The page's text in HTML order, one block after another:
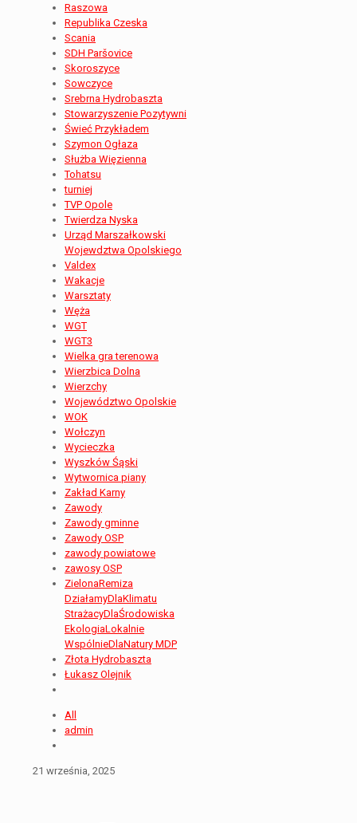
Raszowa
Republika Czeska
Scania
SDH Paršovice
Skoroszyce
Sowczyce
Srebrna Hydrobaszta
Stowarzyszenie Pozytywni
Świeć Przykładem
Szymon Ogłaza
Służba Więzienna
Tohatsu
turniej
TVP Opole
Twierdza Nyska
Urząd Marszałkowski
Wojewdztwa Opolskiego
Valdex
Wakacje
Warsztaty
Węża
WGT
WGT3
Wielka gra terenowa
Wierzbica Dolna
Wierzchy
Województwo Opolskie
WOK
Wołczyn
Wycieczka
Wyszków Śąski
Wytwornica piany
Zakład Karny
Zawody
Zawody gminne
Zawody OSP
zawody powiatowe
zawosy OSP
ZielonaRemiza
DziałamyDlaKlimatu
StrażacyDlaŚrodowiska
EkologiaLokalnie
WspólnieDlaNatury MDP
Złota Hydrobaszta
Łukasz Olejnik
All
admin
21 września, 2025